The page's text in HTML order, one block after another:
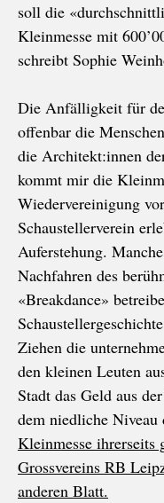
soll die
Kleinmesse mit
schreibt Sophie
Die Anfälligkeit für
offenbar die
die Architekt:innen
kommt mir die
Wiedervereinigung
Schaustellerverein
Auferstehung.
Nachfahren des
«Breakdance»
Ziehen die
den kleinen Leuten
Stadt das Geld aus
dem niedliche Niveau
Kleinmesse ihrerseits
Grossvereins RB
anderen Blatt.